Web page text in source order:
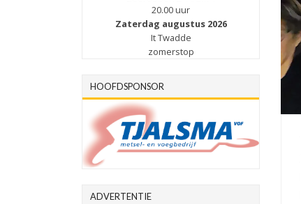
20.00 uur
Zaterdag augustus 2026
It Twadde
zomerstop
HOOFDSPONSOR
ADVERTENTIE